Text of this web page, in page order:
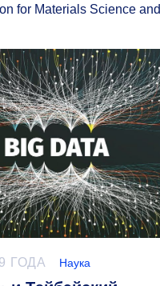
for Materials Science and
ГОДА Наука